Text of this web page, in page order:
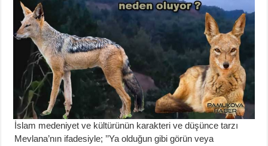
İslam medeniyet ve kültürünün karakteri ve düşünce tarzı
Mevlana’nın ifadesiyle; ’’Ya olduğun gibi görün veya